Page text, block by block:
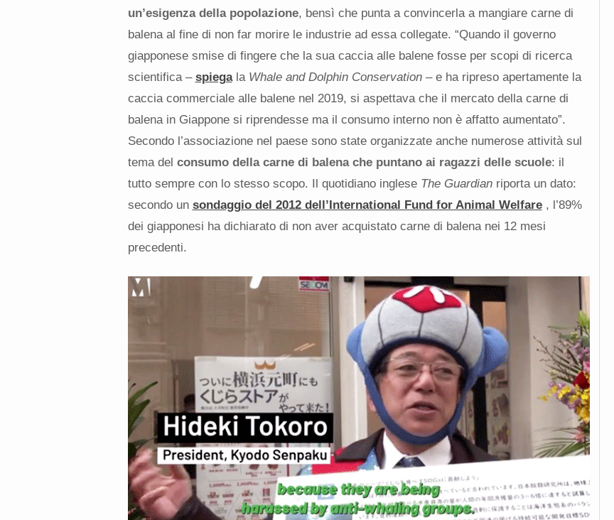
un’esigenza della popolazione, bensì che punta a convincerla a mangiare carne di
balena al fine di non far morire le industrie ad essa collegate. “Quando il governo
giapponese smise di fingere che la sua caccia alle balene fosse per scopi di ricerca
scientifica – spiegala Whale and Dolphin Conservation – e ha ripreso apertamente la
caccia commerciale alle balenenel 2019, si aspettava che il mercato della carne di
balena in Giappone si riprendesse ma i l consumo interno non è affatto aumentato”.
Secondo l’associazione nel paese sono state organizzate anche numerose attività sul
tema del consumo della carne di balena che puntano ai ragazzi delle scuole: il
tutto sempre con lo stesso scopo. Il quotidiano inglese The Guardianriporta un dato:
secondo un sondaggio del 2012 dell’International Fund for Animal Welfare, l’89%
dei giapponesi ha dichiarato di non aver acquistato carne di balena nei 12 mesi
precedenti.